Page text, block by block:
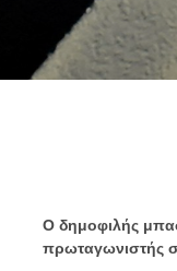
Ο δημοφιλής
πρωταγωνιστής